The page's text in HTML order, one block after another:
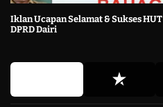
Iklan Ucapan Selamat & Sukses
DPRD Dairi